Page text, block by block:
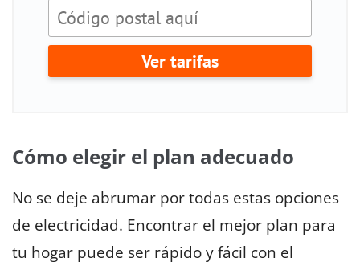
Ver tarifas
Cómo elegir el plan adecuado
No se deje abrumar por todas estas opciones
de electricidad. Encontrar el mejor plan para
tu hogar puede ser rápido y fácil con el